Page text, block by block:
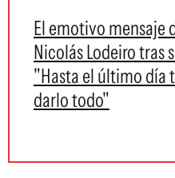
El emotivo mensaje
Nicolás Lodeiro tras
"Hasta el último día
darlo todo"